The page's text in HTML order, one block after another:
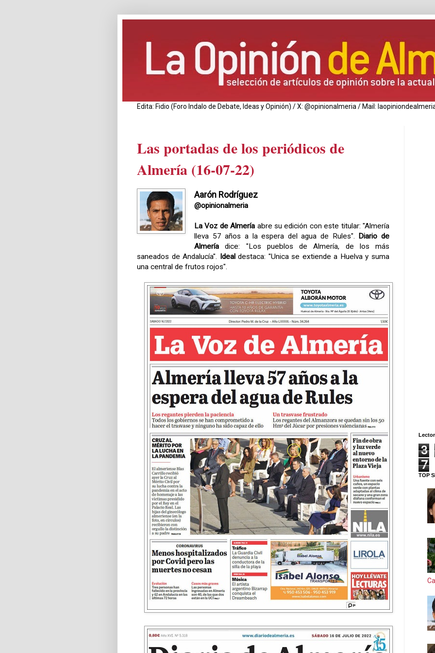
Edita: Fidio (Foro Indalo de Debate, Ideas y Opinión) / X: @opinionalmeria / Mail:
Las portadas de los periódicos de
Almería (16-07-22)
Aarón Rodríguez
@opinionalmeria
La Voz de Almería abre su edición con este titular: "Almería
lleva 57 años a la espera del agua de Rules".
Diario de
Almería dice: "Los pueblos de Almería, de los más
saneados de Andalucía".
Idealdestaca: "Unica se extiende a Huelva y suma
una central de frutos rojos".
3
7
TOP